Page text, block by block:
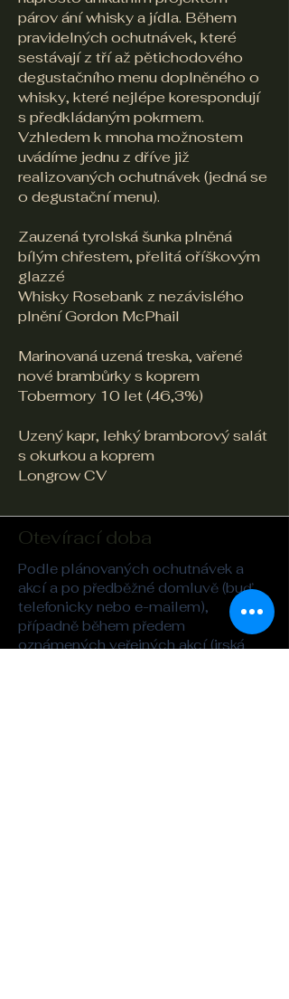
párov ání whisky a jídla. Během
pravidelných ochutnávek, které
sestávají z tří až pětichodového
degustačního menu doplněného o
whisky, které nejlépe korespondují
s předkládaným pokrmem.
Vzhledem k mnoha možnostem
uvádíme jednu z dříve již
realizovaných ochutnávek (jedná se
o degustační menu).
Zauzená tyrolská šunka plněná
bílým chřestem, přelitá oříškovým
glazzé
Whisky Rosebank z nezávislého
plnění Gordon McPhail
Marinovaná uzená treska, vařené
nové brambůrky s koprem
Tobermory 10 let (46,3%)
Uzený kapr, lehký bramborový salát
s okurkou a koprem
Longrow CV
Otevírací doba
Podle plánovaných ochutnávek a
akcí a po předběžné domluvě (buď
telefonicky nebo e-mailem),
případně během předem
oznámených veřejných akcí (irská